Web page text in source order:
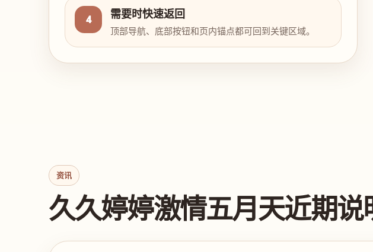
4 需要时快速返回
顶部导航、底部按钮和页内锚点都可回到关键区域。
资讯
久久婷婷激情五月天近期说